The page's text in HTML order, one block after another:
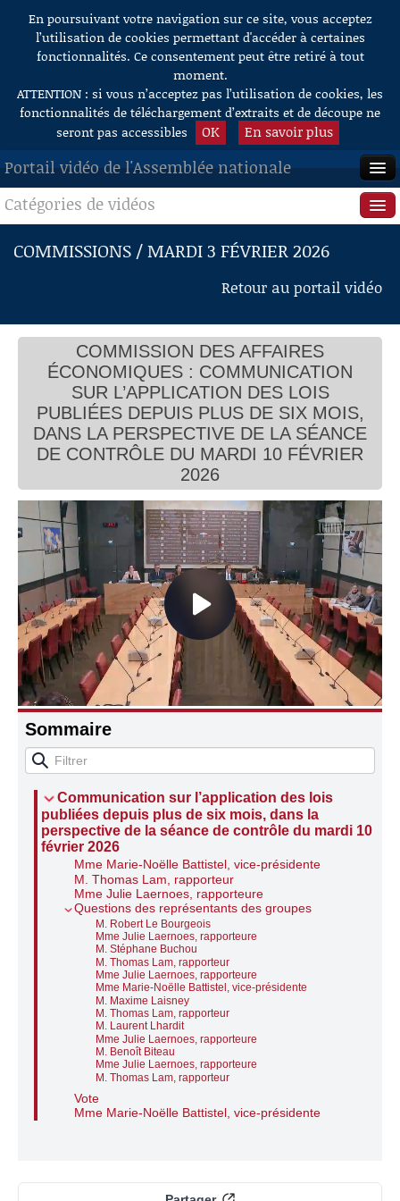
Aller au contenu
En poursuivant votre navigation sur ce site, vous acceptez
l’utilisation de cookies permettant d'accéder à certaines
fonctionnalités. Ce consentement peut être retiré à tout
moment.
ATTENTION : si vous n’acceptez pas l’utilisation de cookies, les
fonctionnalités de téléchargement d’extraits et de découpe ne
seront pas accessibles
OK En savoir plus
Portail vidéo de l'Assemblée nationale
ACCUEIL
EN DIRECT
RECHERCHE
AIDE À LA DÉCOUPE
DE VIDÉOS
Catégories de vidéos
Séance publique
Questions au Gouvernement
Commissions
Présidence
Évènements
Connaissance, Histoire
Autres
COMMISSIONS / MARDI 3 FÉVRIER 2026
Retour au portail vidéo
COMMISSION DES AFFAIRES
ÉCONOMIQUES : COMMUNICATION
SUR L’APPLICATION DES LOIS
PUBLIÉES DEPUIS PLUS DE SIX MOIS,
DANS LA PERSPECTIVE DE LA SÉANCE
DE CONTRÔLE DU MARDI 10 FÉVRIER
2026
Sommaire
Communication sur l’application des lois
publiées depuis plus de six mois, dans la
perspective de la séance de contrôle du mardi 10
février 2026
Mme Marie-Noëlle Battistel, vice-présidente
M. Thomas Lam, rapporteur
Mme Julie Laernoes, rapporteure
Questions des représentants des groupes
M. Robert Le Bourgeois
Mme Julie Laernoes, rapporteure
M. Stéphane Buchou
M. Thomas Lam, rapporteur
Mme Julie Laernoes, rapporteure
Mme Marie-Noëlle Battistel, vice-présidente
M. Maxime Laisney
M. Thomas Lam, rapporteur
M. Laurent Lhardit
Mme Julie Laernoes, rapporteure
M. Benoît Biteau
Mme Julie Laernoes, rapporteure
M. Thomas Lam, rapporteur
Vote
Mme Marie-Noëlle Battistel, vice-présidente